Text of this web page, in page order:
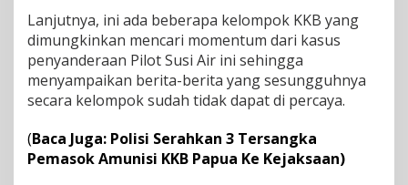
t
.
A
n
c
a
a
n
Lanjutnya, ini ada beberapa kelompok KKB yang
dimungkinkan mencari momentum dari kasus
penyanderaan Pilot Susi Air ini sehingga
menyampaikan berita-berita yang sesungguhnya
secara kelompok sudah tidak dapat di percaya.
(Baca Juga: Polisi Serahkan 3 Tersangka
Pemasok Amunisi KKB Papua Ke Kejaksaan)